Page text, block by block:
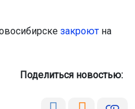
закроют на
Поделиться новостью: